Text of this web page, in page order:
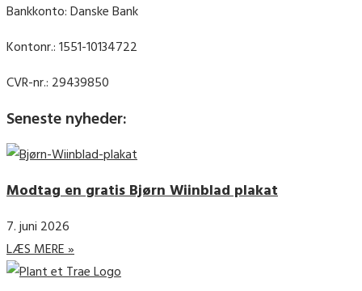
Bankkonto: Danske Bank
Kontonr.: 1551-10134722
CVR-nr.: 29439850
Seneste nyheder:
Modtag en gratis Bjørn Wiinblad plakat
7. juni 2026
LÆS MERE »